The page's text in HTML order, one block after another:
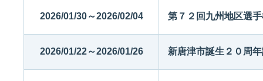
2026/01/30～2026/02/04 第７２回九州地区選
2026/01/22～2026/01/26 新唐津市誕生２０周